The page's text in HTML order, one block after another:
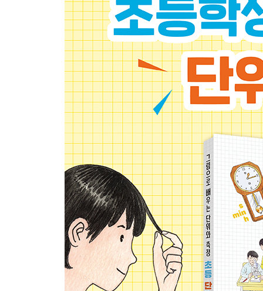
컴퓨터를 측정해요
전자 제품을 측정해요
옷을 측정해요
먹을 것을 측정해요
사람의 몸을 측정해요
마이크로 세계를 측정해요
4장 단위의 역사를 알아봐요 ……… 67
단위의 역사 ① 옛날 사람들은 몸으로 사물을 측정
단위의 역사 ② 어느 나라에서나 사용하는 공통 단
단위의 역사 ③ 우리가 쓰는 단위는 우리 역사와 관
한눈에 보는 단위 사전
찾아보기